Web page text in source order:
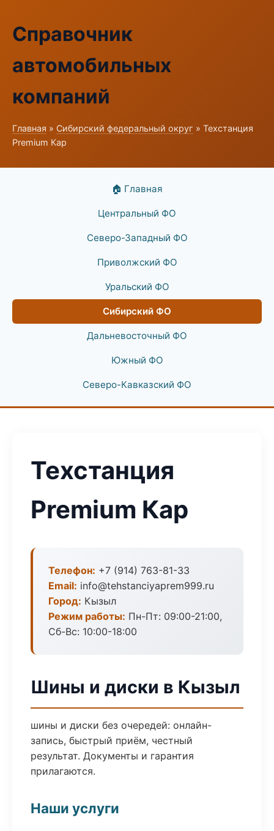
Справочник
автомобильных
компаний
Главная » Сибирский федеральный округ » Техстанция
Premium Кар
🏠 Главная
Центральный ФО
Северо-Западный ФО
Приволжский ФО
Уральский ФО
Сибирский ФО
Дальневосточный ФО
Южный ФО
Северо-Кавказский ФО
Техстанция
Premium Кар
Телефон: +7 (914) 763-81-33
Email: info@tehstanciyaprem999.ru
Город: Кызыл
Режим работы: Пн-Пт: 09:00-21:00,
Сб-Вс: 10:00-18:00
Шины и диски в Кызыл
шины и диски без очередей: онлайн-
запись, быстрый приём, честный
результат. Документы и гарантия
прилагаются.
Наши услуги